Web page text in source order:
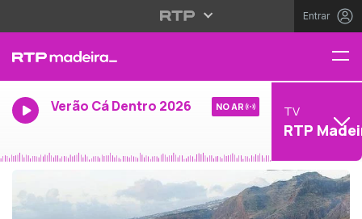
Entrar
Verão Cá Dentro 2026 NO AR TV
RTP